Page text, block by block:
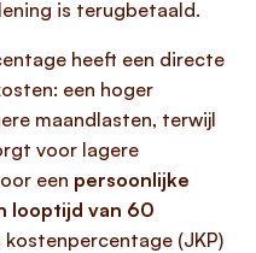
is terugbetaald.
heeft een directe
een hoger
maandlasten, terwijl
voor lagere
een persoonlijke
looptijd van 60
kostenpercentage (JKP)